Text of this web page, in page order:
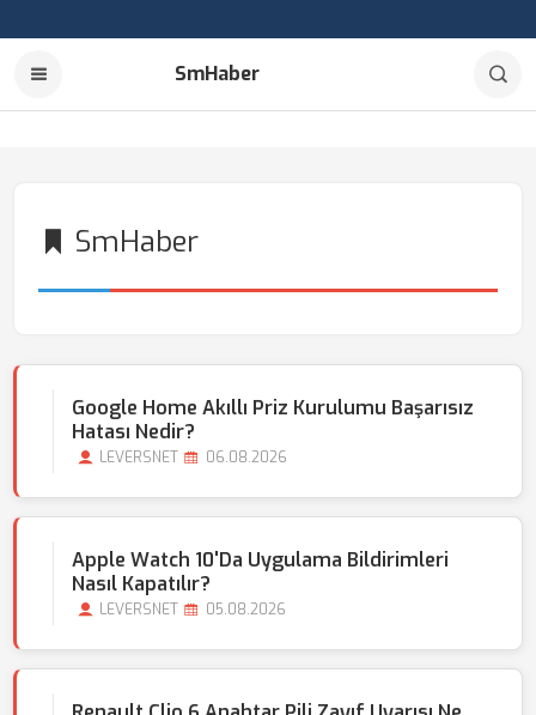
SmHaber
SmHaber
Google Home Akıllı Priz Kurulumu Başarısız
Hatası Nedir?
LEVERSNET 06.08.2026
Apple Watch 10'da Uygulama Bildirimleri
Nasıl Kapatılır?
LEVERSNET 05.08.2026